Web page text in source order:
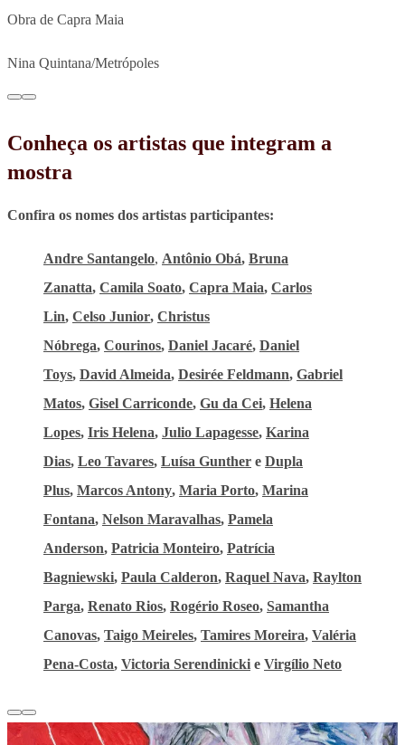
Obra de Capra Maia
Nina Quintana/Metrópoles
Conheça os artistas que integram a
mostra
Confira os nomes dos artistas participantes:
Andre Santangelo, Antônio Obá, Bruna
Zanatta, Camila Soato, Capra Maia, Carlos
Lin, Celso Junior, Christus
Nóbrega, Courinos, Daniel Jacaré, Daniel
Toys, David Almeida, Desirée Feldmann, Gabriel
Matos, Gisel Carriconde, Gu da Cei, Helena
Lopes, Iris Helena, Julio Lapagesse, Karina
Dias, Leo Tavares, Luísa Gunther e Dupla
Plus, Marcos Antony, Maria Porto, Marina
Fontana, Nelson Maravalhas, Pamela
Anderson, Patricia Monteiro, Patrícia
Bagniewski, Paula Calderon, Raquel Nava, Raylton
Parga, Renato Rios, Rogério Roseo, Samantha
Canovas, Taigo Meireles, Tamires Moreira, Valéria
Pena-Costa, Victoria Serendinicki e Virgílio Neto